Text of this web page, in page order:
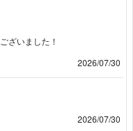
ざいました！
2026/07/30
2026/07/30